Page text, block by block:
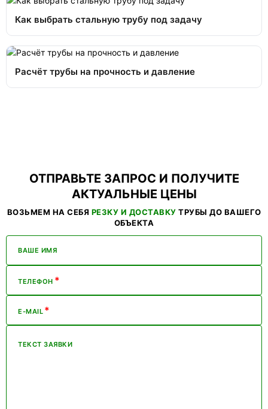
Как выбрать стальную трубу под задачу
Расчёт трубы на прочность и давление
ОТПРАВЬТЕ ЗАПРОС И ПОЛУЧИТЕ
АКТУАЛЬНЫЕ ЦЕНЫ
ВОЗЬМЕМ НА СЕБЯ РЕЗКУ И ДОСТАВКУ ТРУБЫ ДО ВАШЕГО
ОБЪЕКТА
ВАШЕ ИМЯ
ТЕЛЕФОН *
E-MAIL *
ТЕКСТ ЗАЯВКИ